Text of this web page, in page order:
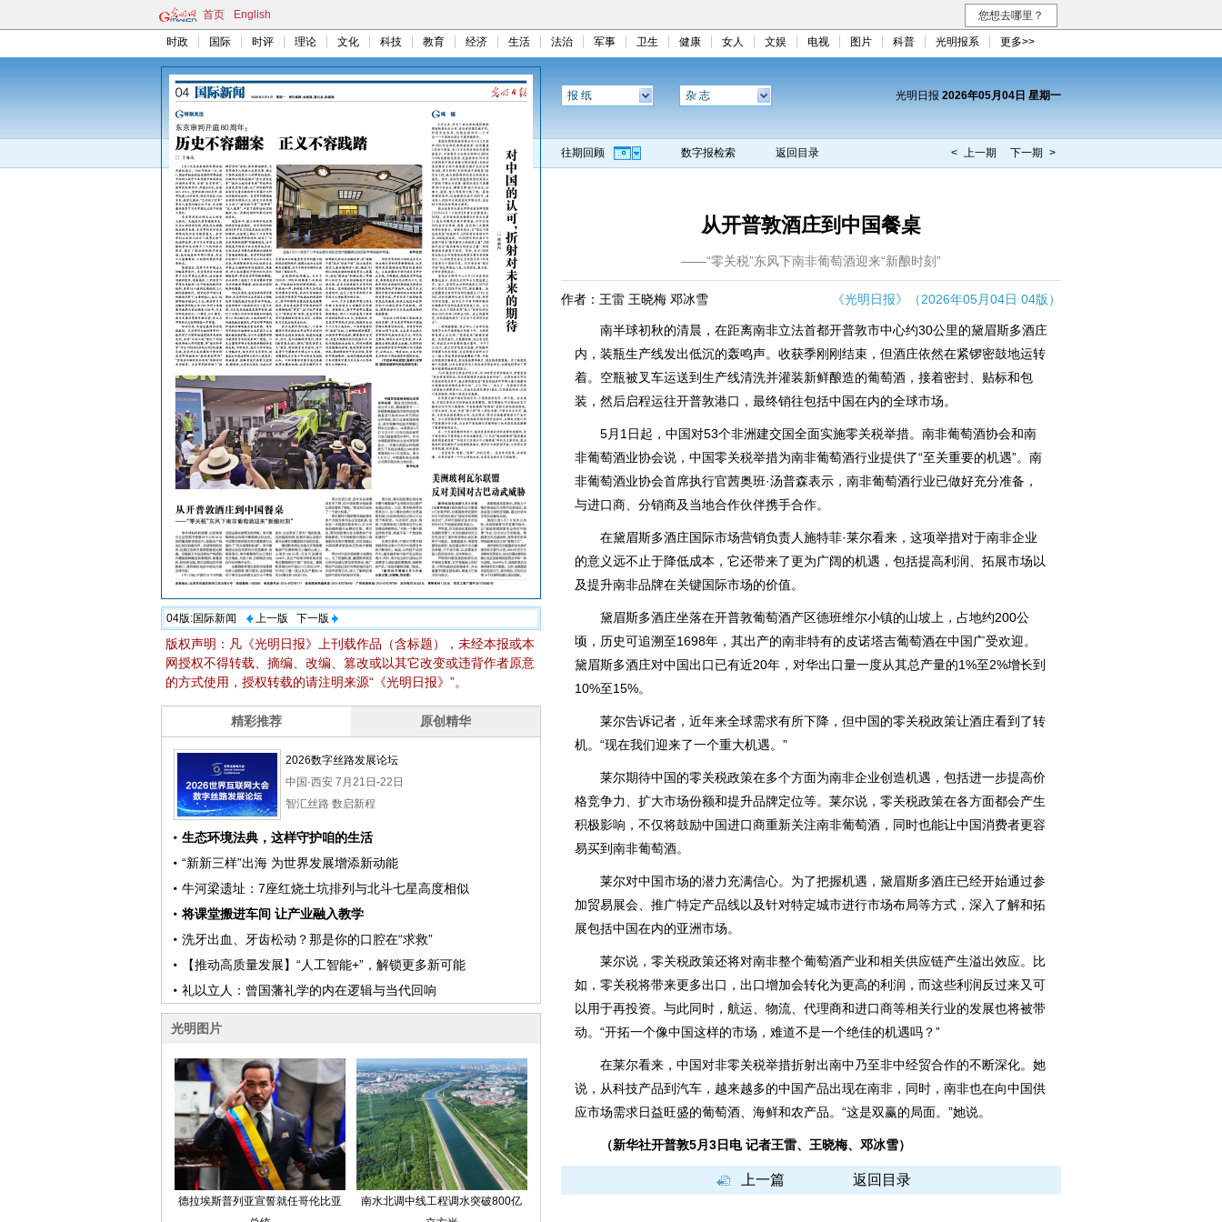
首页 English 您想去哪里？
时政 国际 时评 理论 文化 科技 教育 经济 生活 法治 军事 卫生 健康 女人 文娱 电视 图片 科普 光明报系 更多>>
04版:国际新闻 上一版 下一版
版权声明：凡《光明日报》上刊载作品（含标题），未经本报或本
网授权不得转载、摘编、改编、篡改或以其它改变或违背作者原意
的方式使用，授权转载的请注明来源“《光明日报》”。
报 纸 杂 志 光明日报 2026年05月04日 星期一
往期回顾 数字报检索 返回目录 < 上一期 下一期 >
从开普敦酒庄到中国餐桌
——“零关税”东风下南非葡萄酒迎来“新酿时刻”
作者：王雷 王晓梅 邓冰雪 《光明日报》（2026年05月04日 04版）
南半球初秋的清晨，在距离南非立法首都开普敦市中心约30公里的黛眉斯多酒庄
内，装瓶生产线发出低沉的轰鸣声。收获季刚刚结束，但酒庄依然在紧锣密鼓地运转
着。空瓶被叉车运送到生产线清洗并灌装新鲜酿造的葡萄酒，接着密封、贴标和包
装，然后启程运往开普敦港口，最终销往包括中国在内的全球市场。
5月1日起，中国对53个非洲建交国全面实施零关税举措。南非葡萄酒协会和南
非葡萄酒业协会说，中国零关税举措为南非葡萄酒行业提供了“至关重要的机遇”。南
非葡萄酒业协会首席执行官茜奥班·汤普森表示，南非葡萄酒行业已做好充分准备，
与进口商、分销商及当地合作伙伴携手合作。
在黛眉斯多酒庄国际市场营销负责人施特菲·莱尔看来，这项举措对于南非企业
的意义远不止于降低成本，它还带来了更为广阔的机遇，包括提高利润、拓展市场以
及提升南非品牌在关键国际市场的价值。
黛眉斯多酒庄坐落在开普敦葡萄酒产区德班维尔小镇的山坡上，占地约200公
顷，历史可追溯至1698年，其出产的南非特有的皮诺塔吉葡萄酒在中国广受欢迎。
黛眉斯多酒庄对中国出口已有近20年，对华出口量一度从其总产量的1%至2%增长到
10%至15%。
莱尔告诉记者，近年来全球需求有所下降，但中国的零关税政策让酒庄看到了转
机。“现在我们迎来了一个重大机遇。”
莱尔期待中国的零关税政策在多个方面为南非企业创造机遇，包括进一步提高价
格竞争力、扩大市场份额和提升品牌定位等。莱尔说，零关税政策在各方面都会产生
积极影响，不仅将鼓励中国进口商重新关注南非葡萄酒，同时也能让中国消费者更容
易买到南非葡萄酒。
莱尔对中国市场的潜力充满信心。为了把握机遇，黛眉斯多酒庄已经开始通过参
加贸易展会、推广特定产品线以及针对特定城市进行市场布局等方式，深入了解和拓
展包括中国在内的亚洲市场。
莱尔说，零关税政策还将对南非整个葡萄酒产业和相关供应链产生溢出效应。比
如，零关税将带来更多出口，出口增加会转化为更高的利润，而这些利润反过来又可
以用于再投资。与此同时，航运、物流、代理商和进口商等相关行业的发展也将被带
动。“开拓一个像中国这样的市场，难道不是一个绝佳的机遇吗？”
在莱尔看来，中国对非零关税举措折射出南中乃至非中经贸合作的不断深化。她
说，从科技产品到汽车，越来越多的中国产品出现在南非，同时，南非也在向中国供
应市场需求日益旺盛的葡萄酒、海鲜和农产品。“这是双赢的局面。”她说。
（新华社开普敦5月3日电 记者王雷、王晓梅、邓冰雪）
上一篇 返回目录